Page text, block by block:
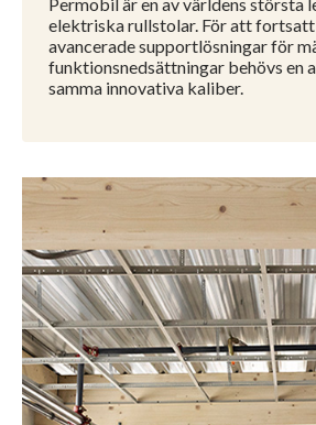
elektriska rullstolar. För att fortsatt
avancerade supportlösningar för
funktionsnedsättningar behövs en
samma innovativa kaliber.